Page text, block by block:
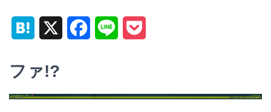
t
e e e k
ファ!?